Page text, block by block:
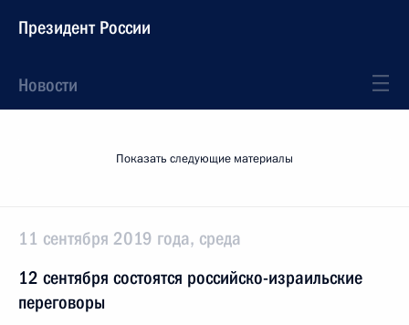
Президент России
Новости
Показать следующие материалы
11 сентября 2019 года, среда
12 сентября состоятся российско-израильские
переговоры